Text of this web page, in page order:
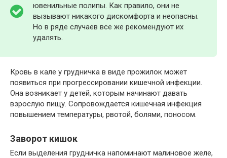
ювенильные полипы. Как правило, они не
вызывают никакого дискомфорта и неопасны.
Но в ряде случаев все же рекомендуют их
удалять.
Кровь в кале у грудничка в виде прожилок может
появиться при прогрессировании кишечной инфекции.
Она возникает у детей, которым начинают давать
взрослую пищу. Сопровождается кишечная инфекция
повышением температуры, рвотой, болями, поносом.
Заворот кишок
Если выделения грудничка напоминают малиновое желе,